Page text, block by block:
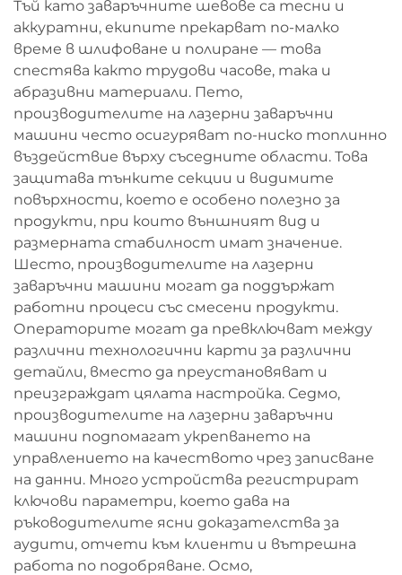
Тъй като заваръчните шевове са тесни и
аккуратни, екипите прекарват по-малко
време в шлифоване и полиране — това
спестява както трудови часове, така и
абразивни материали. Пето,
производителите на лазерни заваръчни
машини често осигуряват по-ниско топлинно
въздействие върху съседните области. Това
защитава тънките секции и видимите
повърхности, което е особено полезно за
продукти, при които външният вид и
размерната стабилност имат значение.
Шесто, производителите на лазерни
заваръчни машини могат да поддържат
работни процеси със смесени продукти.
Операторите могат да превключват между
различни технологични карти за различни
детайли, вместо да преустановяват и
преизграждат цялата настройка. Седмо,
производителите на лазерни заваръчни
машини подпомагат укрепването на
управлението на качеството чрез записване
на данни. Много устройства регистрират
ключови параметри, което дава на
ръководителите ясни доказателства за
аудити, отчети към клиенти и вътрешна
работа по подобряване. Осмо,